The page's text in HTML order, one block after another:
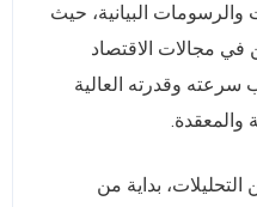
والرسومات البيانية، حيث
في مجالات الاقتصاد
سرعته وقدرته العالية
والمعقدة.
بداية من